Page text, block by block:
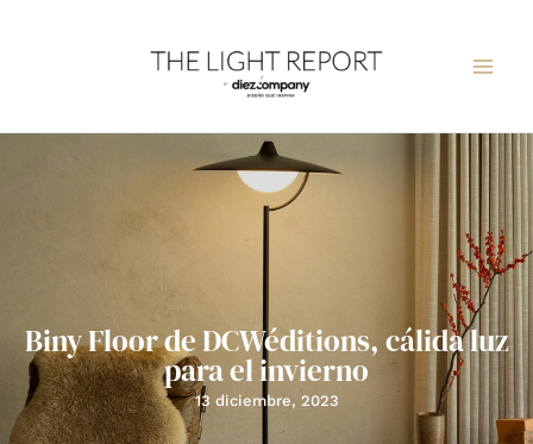
Biny Floor de DCWéditions, cálida luz
para el invierno
13 diciembre, 2023